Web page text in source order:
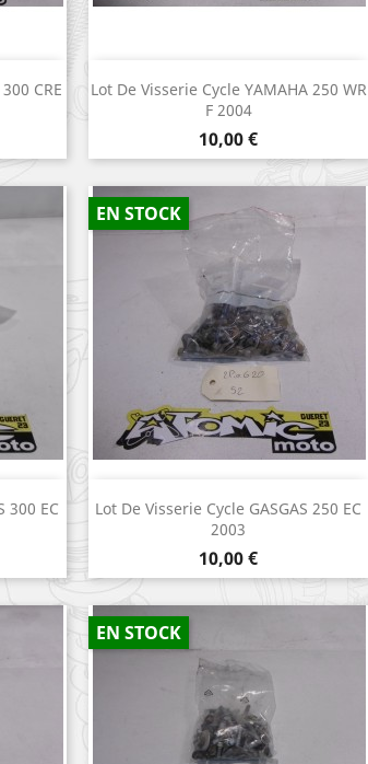
CRE
Lot De Visserie Cycle YAMAHA 250 WR
F 2004
Prix
10,00 €
Aperçu rapide
300 EC
Lot De Visserie Cycle GASGAS 250 EC
2003
Prix
10,00 €
EN STOCK
Aperçu rapide
EN STOCK